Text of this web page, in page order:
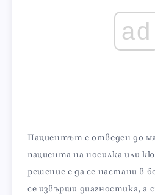
ad
Пациентът е отведен до
пациента на носилка или
решение е да се настани в
се извърши диагностика, а